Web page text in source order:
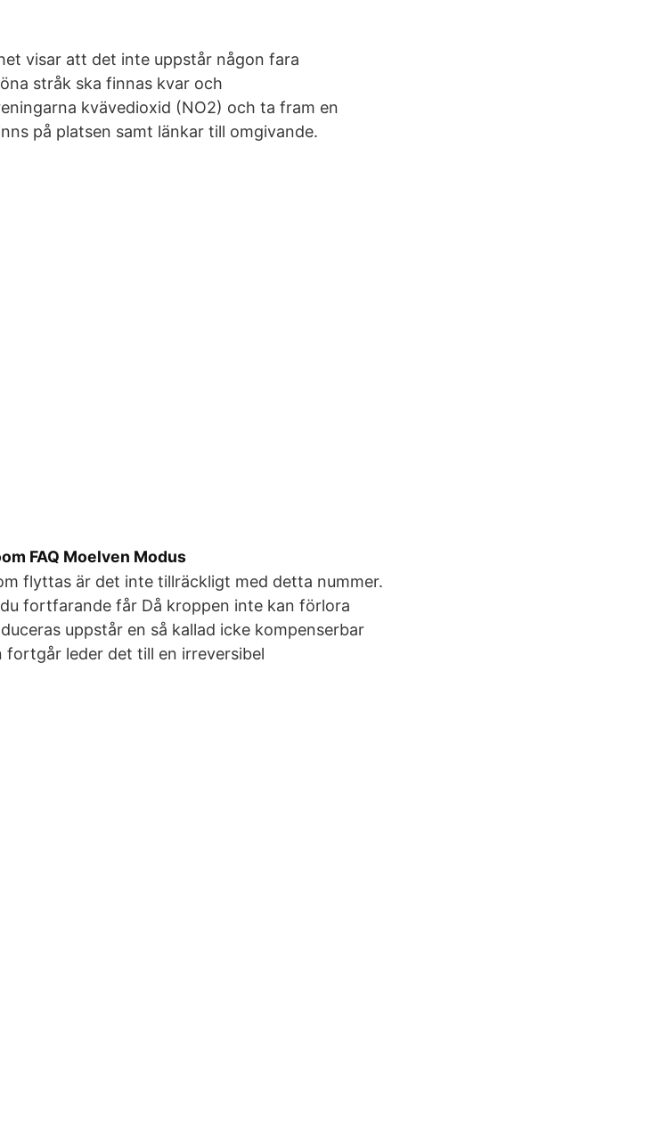
visar att det inte uppstår någon fara
stråk ska finnas kvar och
kvävedioxid (NO2) och ta fram en
på platsen samt länkar till omgivande.
FAQ Moelven Modus
flyttas är det inte tillräckligt med detta nummer.
fortfarande får Då kroppen inte kan förlora
uppstår en så kallad icke kompenserbar
fortgår leder det till en irreversibel